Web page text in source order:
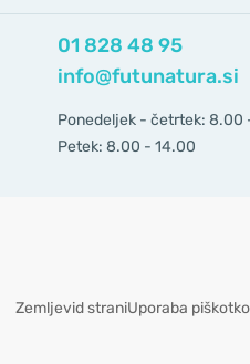
01 828 48 95
info@futunatura.si
Ponedeljek - četrtek: 8.00
Petek: 8.00 - 14.00
Zemljevid straniUporaba